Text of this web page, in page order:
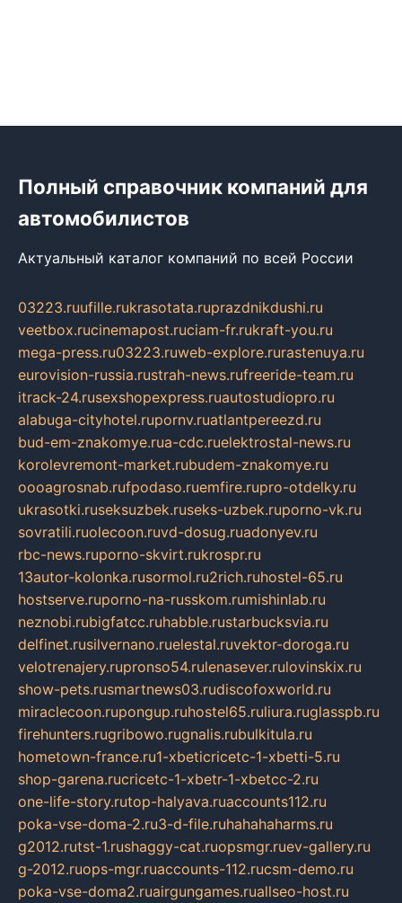
Полный справочник компаний для
автомобилистов
Актуальный каталог компаний по всей России
03223.ruufille.rukrasotata.ruprazdnikdushi.ru
veetbox.rucinemapost.ruciam-fr.rukraft-you.ru
mega-press.ru03223.ruweb-explore.rurastenuya.ru
eurovision-russia.rustrah-news.rufreeride-team.ru
itrack-24.rusexshopexpress.ruautostudiopro.ru
alabuga-cityhotel.rupornv.ruatlantpereezd.ru
bud-em-znakomye.rua-cdc.ruelektrostal-news.ru
korolevremont-market.rubudem-znakomye.ru
oooagrosnab.rufpodaso.ruemfire.rupro-otdelky.ru
ukrasotki.ruseksuzbek.ruseks-uzbek.ruporno-vk.ru
sovratili.ruolecoon.ruvd-dosug.ruadonyev.ru
rbc-news.ruporno-skvirt.rukrospr.ru
13autor-kolonka.rusormol.ru2rich.ruhostel-65.ru
hostserve.ruporno-na-russkom.rumishinlab.ru
neznobi.rubigfatcc.ruhabble.rustarbucksvia.ru
delfinet.rusilvernano.ruelestal.ruvektor-doroga.ru
velotrenajery.rupronso54.rulenasever.rulovinskix.ru
show-pets.rusmartnews03.rudiscofoxworld.ru
miraclecoon.rupongup.ruhostel65.ruliura.ruglasspb.ru
firehunters.rugribowo.rugnalis.rubulkitula.ru
hometown-france.ru1-xbeticricetc-1-xbetti-5.ru
shop-garena.rucricetc-1-xbetr-1-xbetcc-2.ru
one-life-story.rutop-halyava.ruaccounts112.ru
poka-vse-doma-2.ru3-d-file.ruhahahaharms.ru
g2012.rutst-1.rushaggy-cat.ruopsmgr.ruev-gallery.ru
g-2012.ruops-mgr.ruaccounts-112.rucsm-demo.ru
poka-vse-doma2.ruairgungames.ruallseo-host.ru